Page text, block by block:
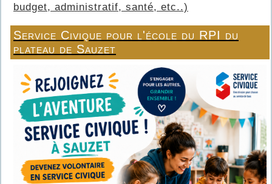
budget, administratif, santé, etc..)
Service Civique pour l'école du RPI du
plateau de Sauzet